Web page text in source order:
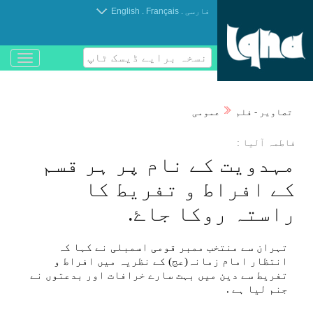
فارسی .
Français
.
English
نسخہ برایے ڈیسک ٹاپ
باز
و
تصاوير - فلم عمومی
فاطمہ آليا :
مہدويت كے نام پر ہر قسم
كے افراط و تفريط كا
راستہ روكا جاۓ.
تہران سے منتخب ممبر قومی اسمبلی نے كہا كہ
انتظار امام زمانہ(عج) كے نظریہ میں افراط و
تفريط سے دين میں بہت سارے خرافات اور بدعتوں نے
جنم ليا ہے .